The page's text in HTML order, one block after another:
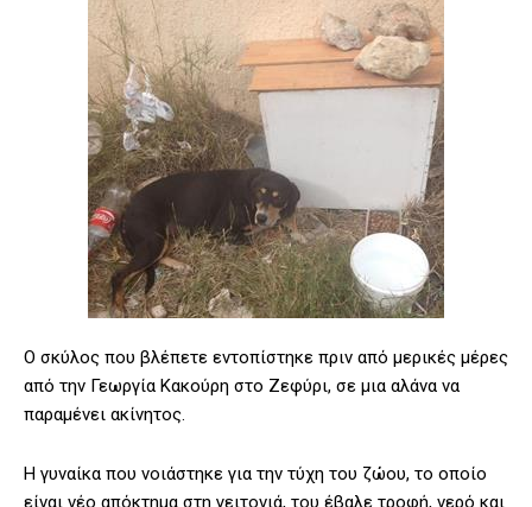
Ο σκύλος που βλέπετε εντοπίστηκε πριν από μερικές μέρες
από την Γεωργία Κακούρη στο Ζεφύρι, σε μια αλάνα να
παραμένει ακίνητος.
Η γυναίκα που νοιάστηκε για την τύχη του ζώου, το οποίο
είναι νέο απόκτημα στη γειτονιά, του έβαλε τροφή, νερό και